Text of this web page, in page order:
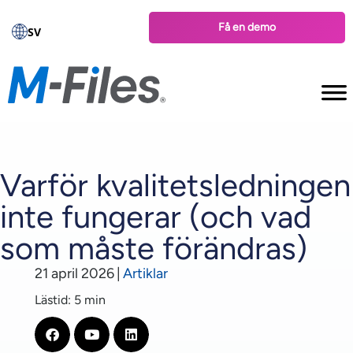
SV Få en demo
Varför kvalitetsledningen
inte fungerar (och vad
som måste förändras)
21 april 2026 Artiklar
Lästid: 5 min